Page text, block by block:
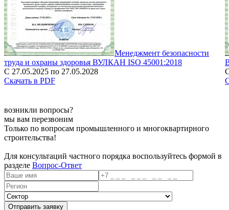
Менеджмент безопасности
труда и охраны здоровья ВУЛКАН ISO 45001:2018
С 27.05.2025 по 27.05.2028
Скачать в PDF
возникли вопросы?
мы вам перезвоним
Только по вопросам промышленного и многоквартирного
строительства!
Для консультаций частного порядка воспользуйтесь формой в
разделе Вопрос-Ответ